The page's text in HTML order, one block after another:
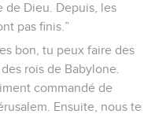
de Dieu. Depuis, les
pas finis.”
bon, tu peux faire des
rois de Babylone.
commandé de
Ensuite, nous te